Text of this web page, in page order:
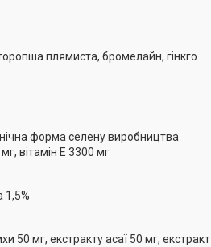
плямиста, бромелайн, гінкго
форма селену виробництва
вітамін Е 3300 мг
1,5%
50 мг, екстракту асаї 50 мг, екстракт